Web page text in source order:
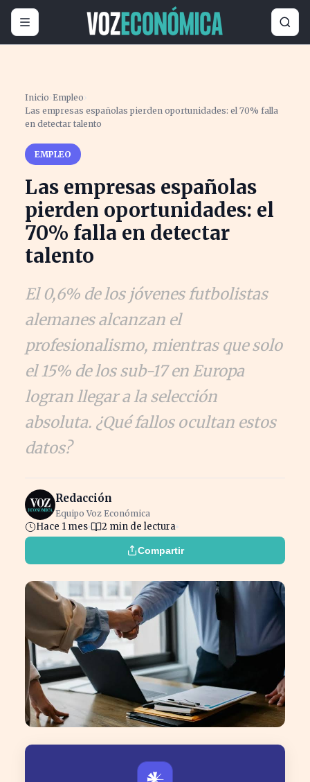
Inicio ›Empleo ›
Las empresas españolas pierden oportunidades: el 70% falla
en detectar talento
EMPLEO
Las empresas españolas
pierden oportunidades: el
70% falla en detectar
talento
El 0,6% de los jóvenes futbolistas
alemanes alcanzan el
profesionalismo, mientras que solo
el 15% de los sub-17 en Europa
logran llegar a la selección
absoluta. ¿Qué fallos ocultan estos
datos?
Redacción
Equipo Voz Económica
Hace 1 mes 2 min de lectura
Compartir